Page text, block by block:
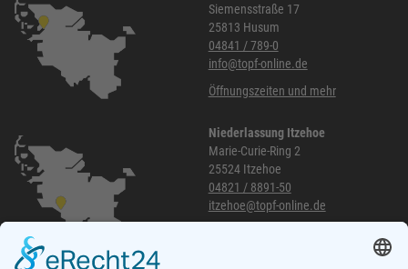
Siemensstraße 17
25813 Husum
04841 / 789-0
info@topf-online.de
Öffnungszeiten und mehr
Niederlassung Itzehoe
Marie-Curie-Ring 2
25524 Itzehoe
04821 / 8891-50
itzehoe@topf-online.de